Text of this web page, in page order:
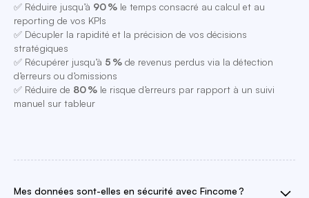
✅ Réduire jusqu’à 90 %le temps consacré au calcul et au
reporting de vos KPIs
✅ Décupler la rapidité et la précision de vos décisions
stratégiques
✅ Récupérer jusqu’à 5 %de revenus perdus via la détection
d’erreurs ou d’omissions
✅ Réduire de 80 %le risque d’erreurs par rapport à un suivi
manuel sur tableur
Mes données sont-elles en sécurité avec Fincome ?